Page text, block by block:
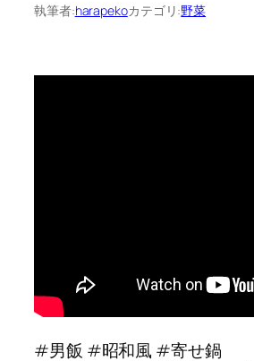
執筆者:harapekoカテゴリ:野菜
#男飯 #昭和風 #寄せ鍋